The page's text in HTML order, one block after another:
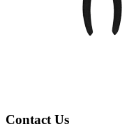
Contact Us